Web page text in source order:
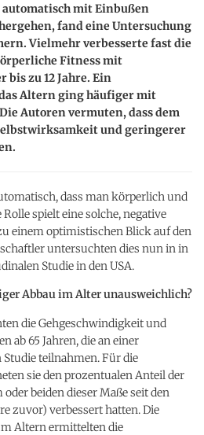
mit Einbußen
fand eine Untersuchung
Vielmehr verbesserte fast die
Fitness mit
zu 12 Jahre. Ein
Altern ging häufiger mit
Autoren vermuten, dass dem
und geringerer
dass man körperlich und
spielt eine solche, negative
einem optimistischen Blick auf den
untersuchten dies nun in in
Studie in den USA.
Abbau im Alter unausweichlich?
die Gehgeschwindigkeit und
ab 65 Jahren, die an einer
teilnahmen. Für die
sie den prozentualen Anteil der
beiden dieser Maße seit den
zuvor) verbessert hatten. Die
Altern ermittelten die